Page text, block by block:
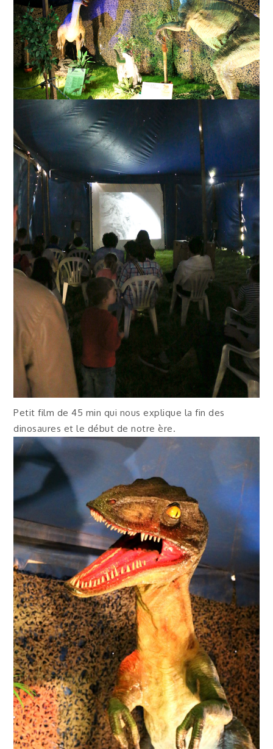
Petit film de 45 min qui nous explique la fin des
dinosaures et le début de notre ère.